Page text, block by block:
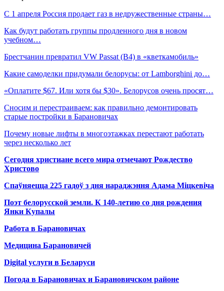
С 1 апреля Россия продает газ в недружественные страны…
Как будут работать группы продленного дня в новом
учебном…
Брестчанин превратил VW Passat (B4) в «кветкамобиль»
Какие самоделки придумали белорусы: от Lamborghini до…
«Оплатите $67. Или хотя бы $30». Белорусов очень просят…
Сносим и перестраиваем: как правильно демонтировать
старые постройки в Барановичах
Почему новые лифты в многоэтажках перестают работать
через несколько лет
Сегодня христиане всего мира отмечают Рождество
Христово
Спаўняецца 225 гадоў з дня нараджэння Адама Міцкевіча
Поэт белорусской земли. К 140-летию со дня рождения
Янки Купалы
Работа в Барановичах
Медицина Барановичей
Digital услуги в Беларуси
Погода в Барановичах и Барановичском районе